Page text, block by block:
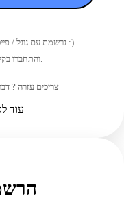
נרשמת עם גוגל / פייסבוק בעבר? מעכשיו מתחברים עם טלפון :)
קבלו סיסמה חדשה ב-SMS והתחברו בקלות.
צריכים עזרה ?
עוד